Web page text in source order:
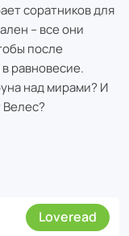
соратников для
– все они
после
равновесие.
над мирами? И
Loveread